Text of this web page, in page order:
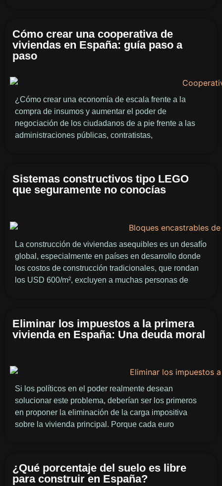
Cómo crear una cooperativa de
viviendas en España: guía paso a
paso
¿Cómo crear una economía de escala frente a la
compra de insumos y aumentar el poder de
negociación de los ciudadanos de a pie frente a las
administraciones públicas, contratistas,
Sistemas constructivos tipo LEGO
que seguramente no conocías
La construcción de viviendas asequibles es un desafío
global, especialmente en países en desarrollo donde
los costos de construcción tradicionales, que rondan
los USD 600/m², excluyen a muchas personas de
Eliminar los impuestos a la primera
vivienda en España: Una deuda moral
Si los políticos en el poder realmente desean
solucionar este problema, deberían ser los primeros
en proponer la eliminación de la carga impositiva
sobre la vivienda principal. Porque cada euro
¿Qué porcentaje del suelo es libre
para construir en España?